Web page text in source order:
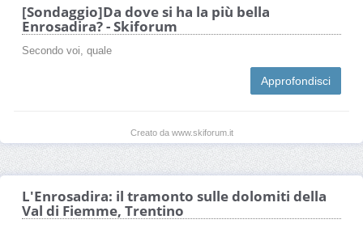
[Sondaggio]Da dove si ha la più bella
Enrosadira? - Skiforum
Secondo voi, quale
Approfondisci
Creato da www.skiforum.it
L'Enrosadira: il tramonto sulle dolomiti della
Val di Fiemme, Trentino